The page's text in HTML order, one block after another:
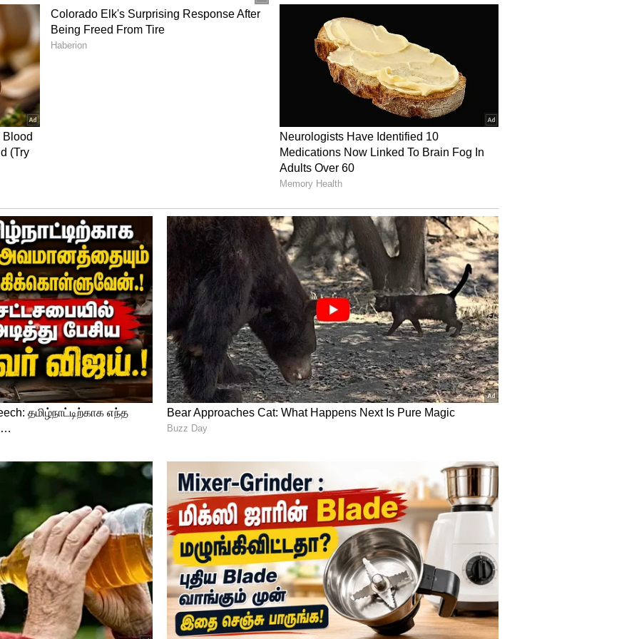
ஏரி உடையுமோ என்ற மரண பீதியில்
அதிகபட்சமாக விழுப்புரம்
37.40 செ.மீ, நேமூர் 35.20 செ.மீ,
49 செ.மீ., மழை பதிவாகியுள்ளது.
தயாராக இருந்த பல ஏக்கர் நெல் பயிர்கள்
வேதனை அடைந்துள்ளனர்.